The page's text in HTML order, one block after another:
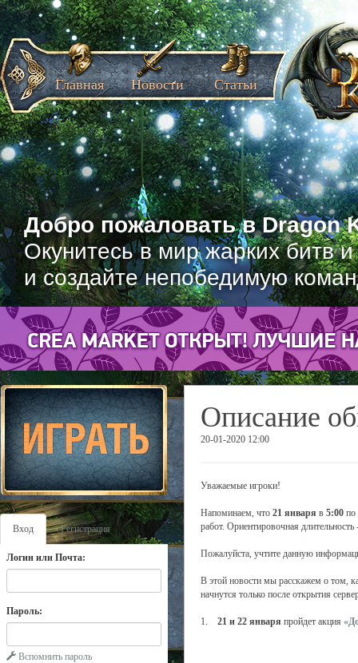
Добро пожаловать в Dragon
Окунитесь в мир жарких битв
и создайте непобедимую
Главная Новости Статьи
Вход Регистрация
Логин или Почта:
Пароль:
Вспомнить пароль
Описание
20-01-2020 12:00
Уважаемые игроки!
Напоминаем, что 21 января в 5:00 по
работ. Ориентировочная
Пожалуйста, учтите данную
В этой новости мы расскажем о том,
начнутся только после открытия
1. 21 и 22 января пройдет акция